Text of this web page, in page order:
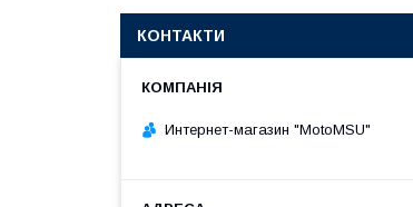
КОНТАКТИ
Интернет-магазин "MotoMSU"